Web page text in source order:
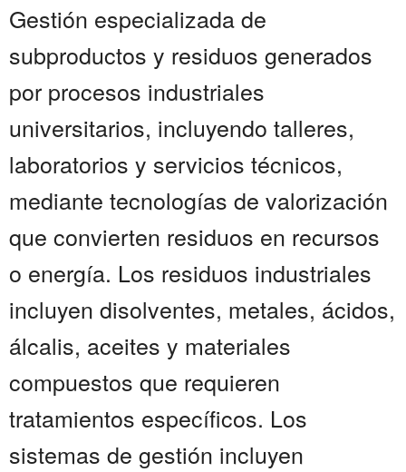
Gestión especializada de
subproductos y residuos generados
por procesos industriales
universitarios, incluyendo talleres,
laboratorios y servicios técnicos,
mediante tecnologías de valorización
que convierten residuos en recursos
o energía. Los residuos industriales
incluyen disolventes, metales, ácidos,
álcalis, aceites y materiales
compuestos que requieren
tratamientos específicos. Los
sistemas de gestión incluyen